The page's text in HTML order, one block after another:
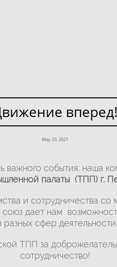
May 20, 2021
вперед!
события: наша
палаты (ТПП) г.
и сотрудничества
дает нам
разных сфер деятельности.
ТПП за
сотрудничество!